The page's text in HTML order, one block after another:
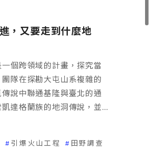
，又要走到什麼地
一個跨領域的計畫，探究當
隊在探勘大屯山系複雜的
說中聯通基隆與臺北的通
達格蘭族的地洞傳說，並
引爆火山工程 田野調查